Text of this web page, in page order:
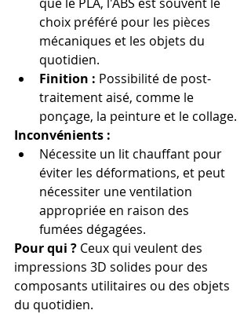
choix préféré pour les pièces
mécaniques et les objets du
quotidien.
Finition : Possibilité de post-
traitement aisé, comme le
ponçage, la peinture et le collage.
Inconvénients :
Nécessite un lit chauffant pour
éviter les déformations, et peut
nécessiter une ventilation
appropriée en raison des
fumées dégagées.
Pour qui ? Ceux qui veulent des
impressions 3D solides pour des
composants utilitaires ou des objets
du quotidien.